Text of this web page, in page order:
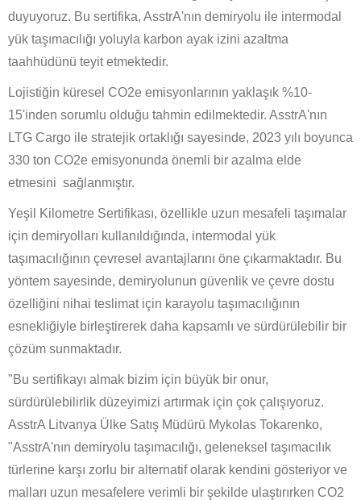
duyuyoruz. Bu sertifika, AsstrA'nın demiryolu ile intermodal
yük taşımacılığı yoluyla karbon ayak izini azaltma
taahhüdünü teyit etmektedir.
Lojistiğin küresel CO2e emisyonlarının yaklaşık %10-
15'inden sorumlu olduğu tahmin edilmektedir. AsstrA'nın
LTG Cargo ile stratejik ortaklığı sayesinde, 2023 yılı boyunca
330 ton CO2e emisyonunda önemli bir azalma elde
etmesini sağlanmıştır.
Yeşil Kilometre Sertifikası, özellikle uzun mesafeli taşımalar
için demiryolları kullanıldığında, intermodal yük
taşımacılığının çevresel avantajlarını öne çıkarmaktadır. Bu
yöntem sayesinde, demiryolunun güvenlik ve çevre dostu
özelliğini nihai teslimat için karayolu taşımacılığının
esnekliğiyle birleştirerek daha kapsamlı ve sürdürülebilir bir
çözüm sunmaktadır.
"Bu sertifikayı almak bizim için büyük bir onur,
sürdürülebilirlik düzeyimizi artırmak için çok çalışıyoruz.
AsstrA Litvanya Ülke Satış Müdürü Mykolas Tokarenko,
"AsstrA'nın demiryolu taşımacılığı, geleneksel taşımacılık
türlerine karşı zorlu bir alternatif olarak kendini gösteriyor ve
malları uzun mesafelere verimli bir şekilde ulaştırırken CO2